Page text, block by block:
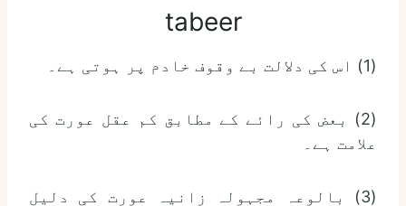
tabeer
(1) اس کی دلالت بے وقوف خادم پر ہوتی ہے۔
(2) بعض کی رائے کے مطابق کم عقل عورت کی
علامت ہے۔
(3) بالوعہ مجہولہ زانیہ عورت کی دلیل